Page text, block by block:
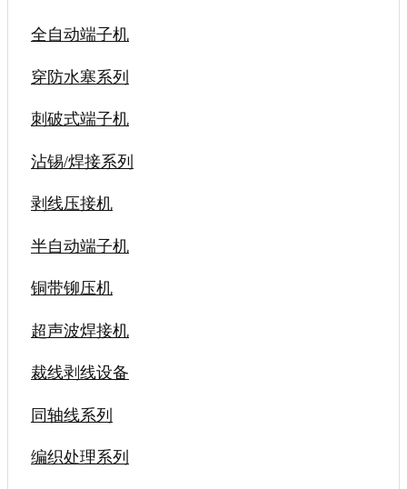
全自动端子机
穿防水塞系列
刺破式端子机
沾锡/焊接系列
剥线压接机
半自动端子机
铜带铆压机
超声波焊接机
裁线剥线设备
同轴线系列
编织处理系列